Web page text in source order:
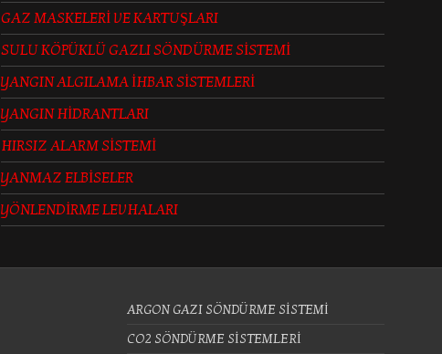
GAZ MASKELERİ VE KARTUŞLARI
SULU KÖPÜKLÜ GAZLI SÖNDÜRME SİSTEMİ
YANGIN ALGILAMA İHBAR SİSTEMLERİ
YANGIN HİDRANTLARI
HIRSIZ ALARM SİSTEMİ
YANMAZ ELBİSELER
YÖNLENDİRME LEVHALARI
ARGON GAZI SÖNDÜRME SİSTEMİ
CO2 SÖNDÜRME SİSTEMLERİ